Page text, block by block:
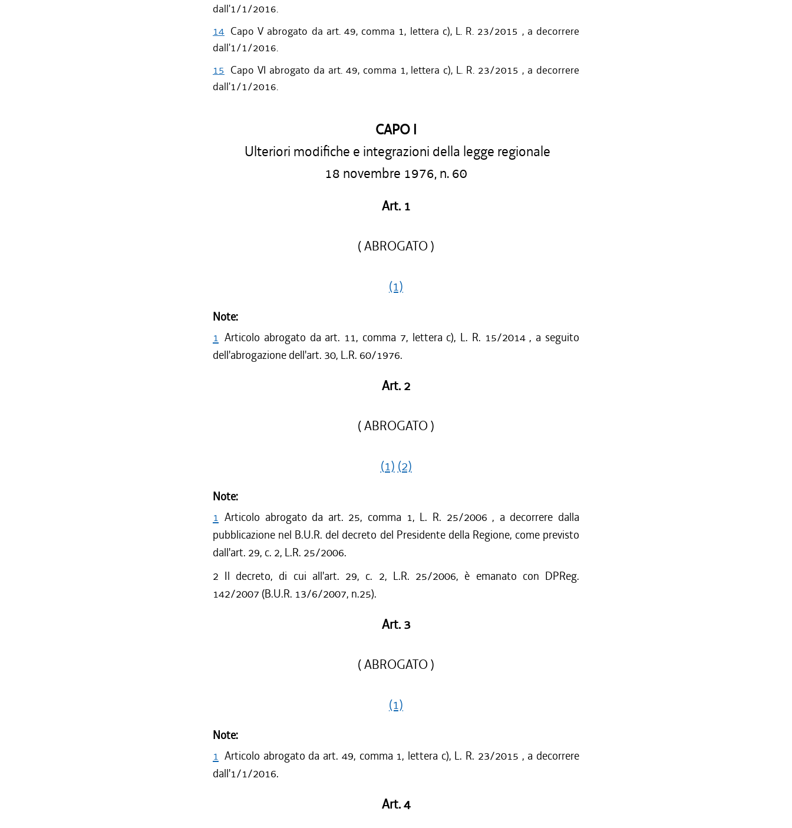
dall'1/1/2016.
14 Capo V abrogato da art. 49, comma 1, lettera c), L. R. 23/2015 , a decorrere
dall'1/1/2016.
15 Capo VI abrogato da art. 49, comma 1, lettera c), L. R. 23/2015 , a decorrere
dall'1/1/2016.
CAPO I
Ulteriori modifiche e integrazioni della legge regionale
18 novembre 1976, n. 60
Art. 1
( ABROGATO )
(1)
Note:
1 Articolo abrogato da art. 11, comma 7, lettera c), L. R. 15/2014 , a seguito
dell'abrogazione dell'art. 30, L.R. 60/1976.
Art. 2
( ABROGATO )
(1) (2)
Note:
1 Articolo abrogato da art. 25, comma 1, L. R. 25/2006 , a decorrere dalla
pubblicazione nel B.U.R. del decreto del Presidente della Regione, come previsto
dall'art. 29, c. 2, L.R. 25/2006.
2 Il decreto, di cui all'art. 29, c. 2, L.R. 25/2006, è emanato con DPReg.
142/2007 (B.U.R. 13/6/2007, n.25).
Art. 3
( ABROGATO )
(1)
Note:
1 Articolo abrogato da art. 49, comma 1, lettera c), L. R. 23/2015 , a decorrere
dall'1/1/2016.
Art. 4